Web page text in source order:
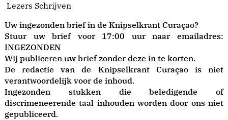
Lezers Schrijven
Uw ingezonden brief in de Knipselkrant Curaçao?
Stuur uw brief voor 17:00 uur naar emailadres:
INGEZONDEN
Wij publiceren uw brief zonder deze in te korten.
De redactie van de Knipselkrant Curaçao is niet
verantwoordelijk voor de inhoud.
Ingezonden stukken die beledigende of
discrimeneerende taal inhouden worden door ons niet
gepubliceerd.